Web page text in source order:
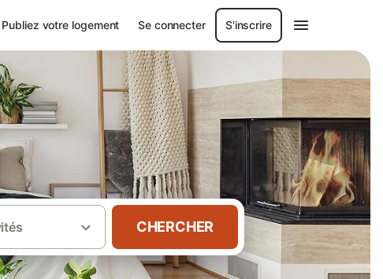
Publiez votre logement Se connecter S'inscrire
CHERCHER